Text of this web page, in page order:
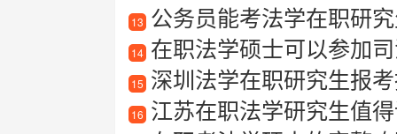
13 公务员能考法学在职研
14 在职法学硕士可以参加
15 深圳法学在职研究生报考指
16 江苏在职法学研究生值